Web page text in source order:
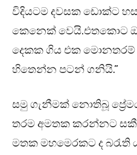
විදියටම දවසක ඩොක්ට
කෙනෙක් වෙයි.එතකොට
දෙකක ගිය එක මොනතරම්
හිතෙන්න පටන් ගනියි.”
සමු ගැනීමක් නොතිබූ
තරම අමතක කරන්නට
මතක මහමෙරකට ද